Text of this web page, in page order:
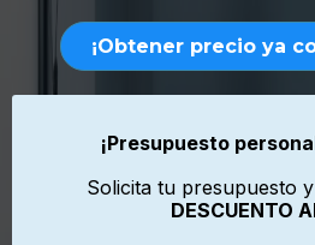
¡Obtener precio ya
¡Presupuesto
Solicita tu presupuesto
DESCUENTO